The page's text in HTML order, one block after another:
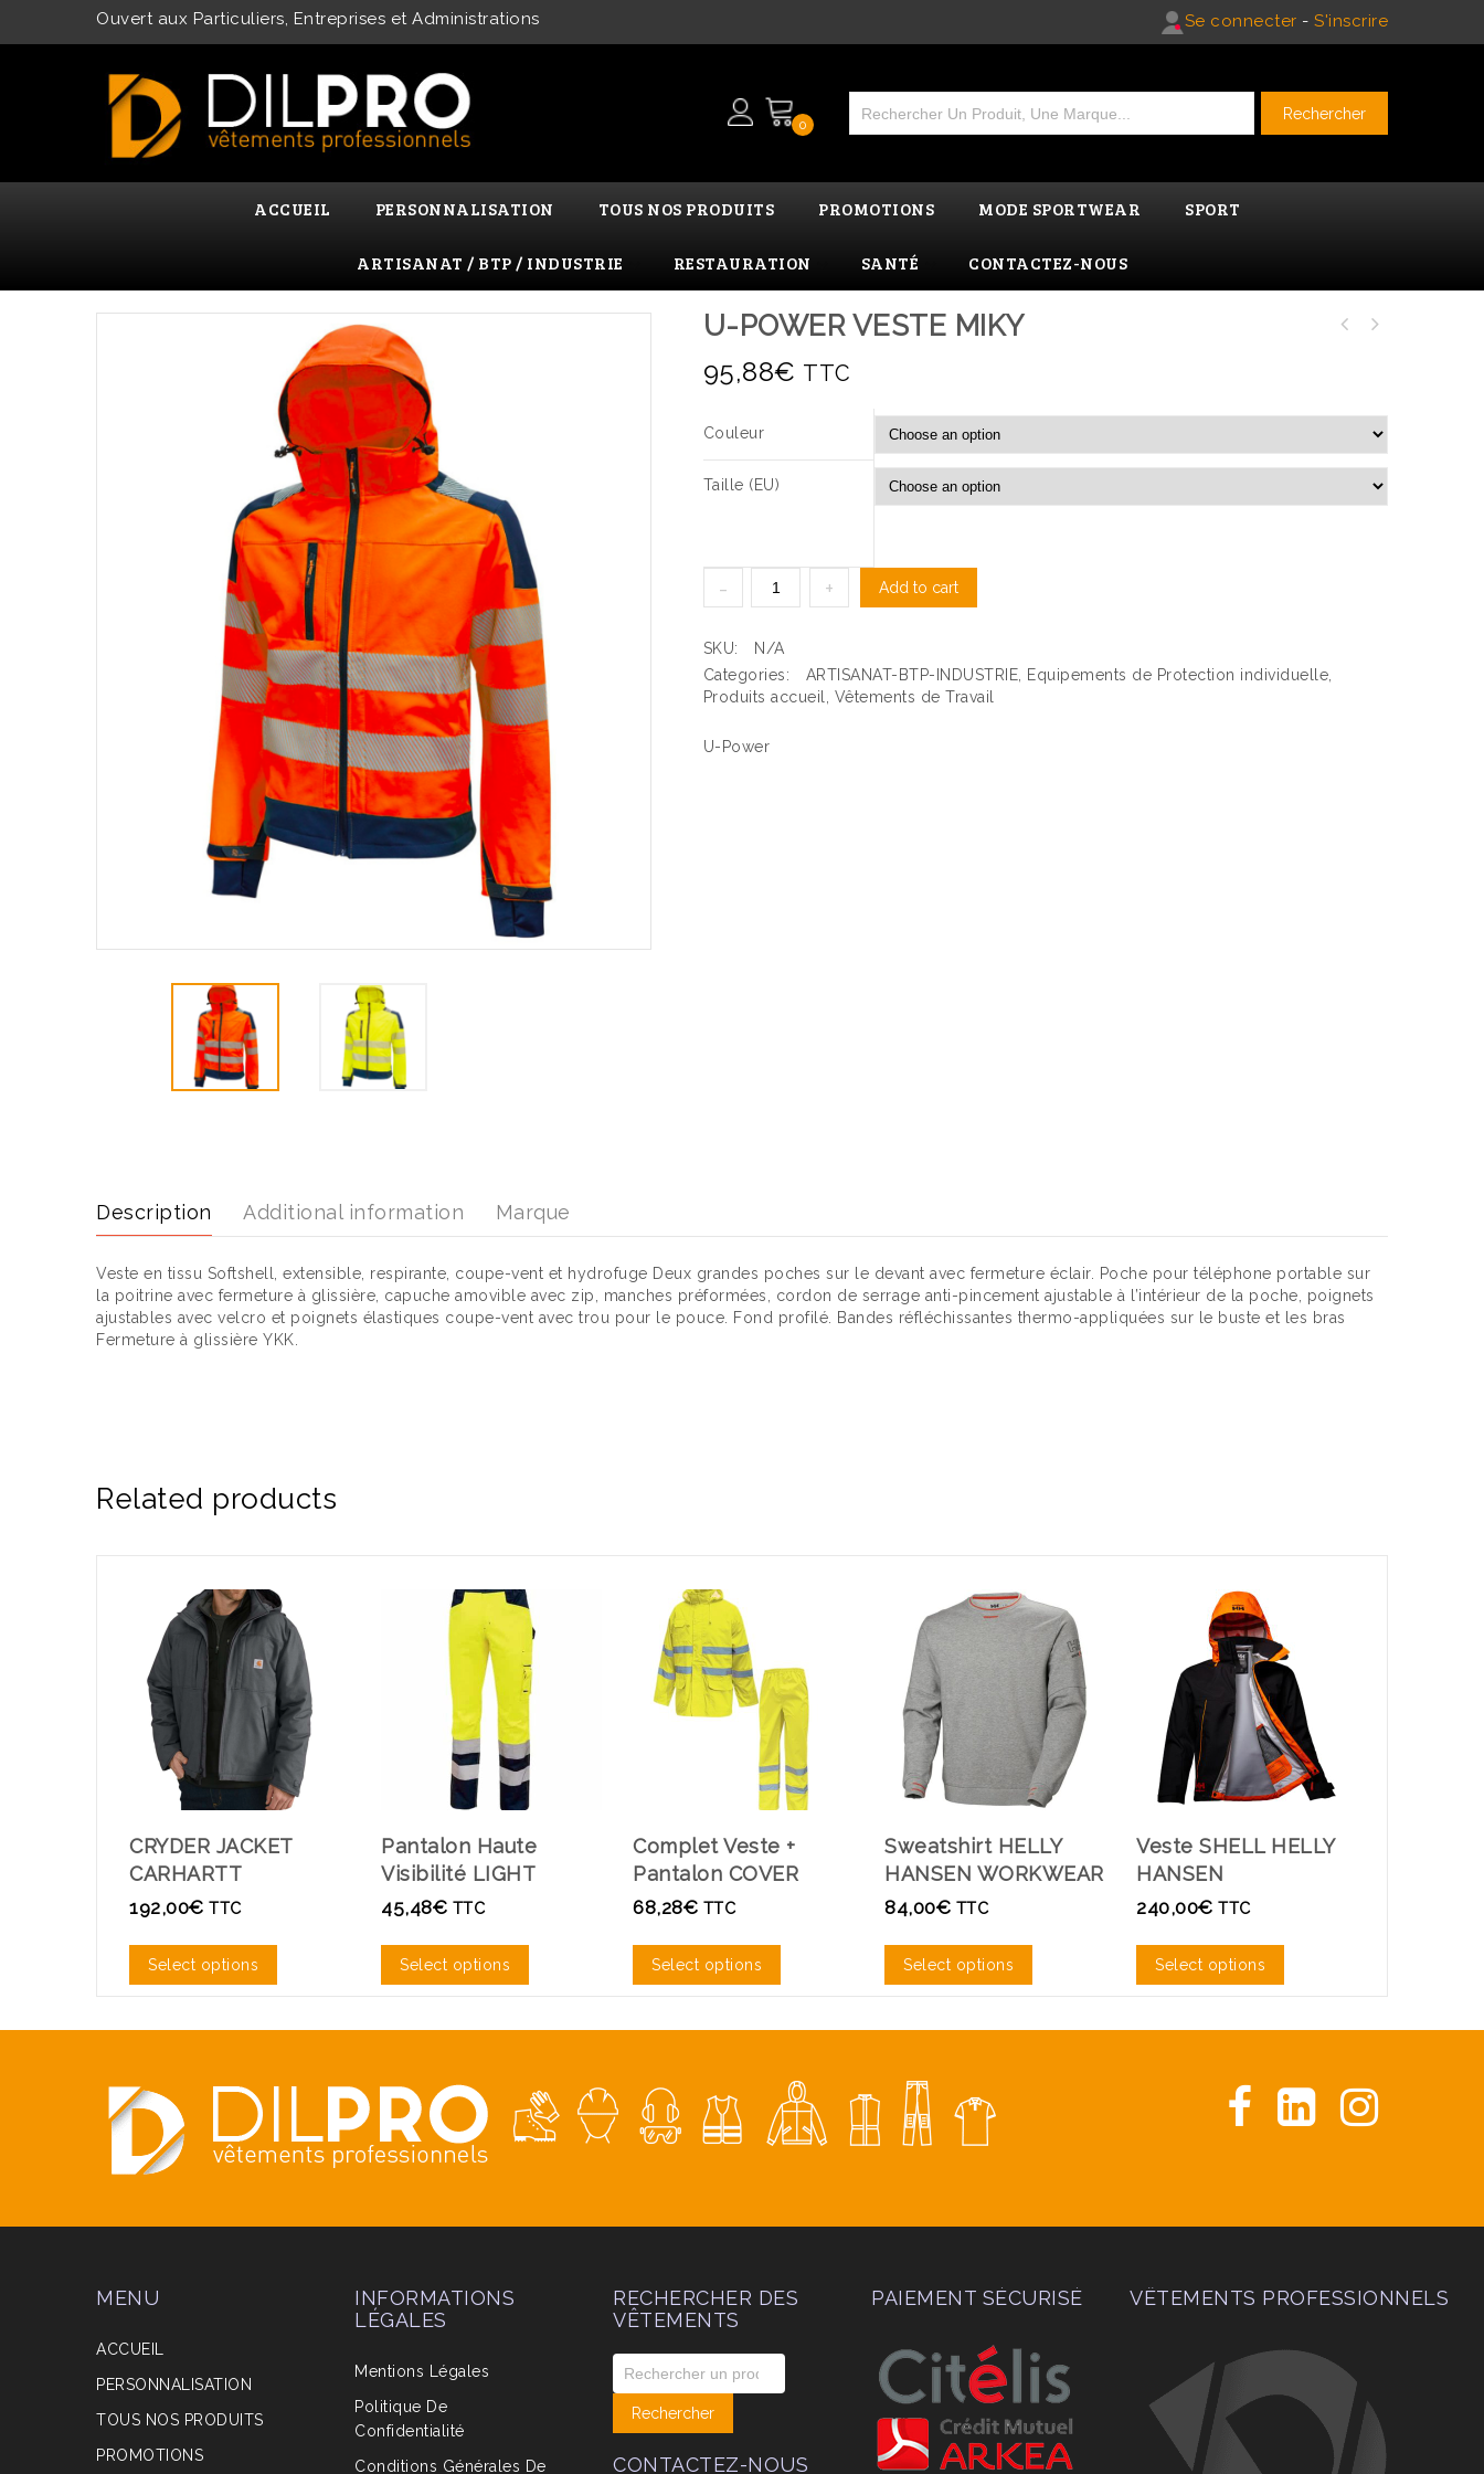
Se connecter - S'inscrire
Ouvert aux Particuliers, Entreprises et Administrations
0
ACCUEIL PERSONNALISATION TOUS NOS PRODUITS PROMOTIONS MODE SPORTWEAR SPORT
ARTISANAT / BTP / INDUSTRIE RESTAURATION SANTÉ CONTACTEZ-NOUS
U-POWER VESTE MIKY
95,88€ TTC
Couleur
Taille (EU)
Add to cart
SKU:
N/A
Categories:
ARTISANAT-BTP-INDUSTRIE Equipements de Protection individuelle
Produits accueil
Vêtements de Travail
U-Power
Description Additional information Marque
Veste en tissu Softshell, extensible, respirante, coupe-vent et hydrofuge Deux grandes poches sur le devant avec fermeture éclair. Poche pour téléphone portable sur
la poitrine avec fermeture à glissière, capuche amovible avec zip, manches préformées, cordon de serrage anti-pincement ajustable à l’intérieur de la poche, poignets
ajustables avec velcro et poignets élastiques coupe-vent avec trou pour le pouce. Fond profilé. Bandes réfléchissantes thermo-appliquées sur le buste et les bras
Fermeture à glissière YKK.
Related products
CRYDER JACKET
CARHARTT
192,00€ TTC
Select options
Pantalon Haute
Visibilité LIGHT
45,48€ TTC
Select options
Complet Veste +
Pantalon COVER
68,28€ TTC
Select options
Sweatshirt HELLY
HANSEN WORKWEAR
84,00€ TTC
Select options
Veste SHELL HELLY
HANSEN
240,00€ TTC
Select options
MENU
ACCUEIL
PERSONNALISATION
TOUS NOS PRODUITS
PROMOTIONS
INFORMATIONS
LÉGALES
Mentions Légales
Politique De
Confidentialité
Conditions Générales De
RECHERCHER DES
VÊTEMENTS
CONTACTEZ-NOUS
PAIEMENT SÉCURISÉ VÊTEMENTS PROFESSIONNELS